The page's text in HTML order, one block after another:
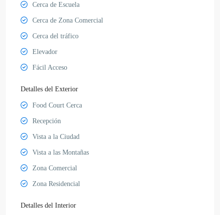
Cerca de Escuela
Cerca de Zona Comercial
Cerca del tráfico
Elevador
Fácil Acceso
Detalles del Exterior
Food Court Cerca
Recepción
Vista a la Ciudad
Vista a las Montañas
Zona Comercial
Zona Residencial
Detalles del Interior